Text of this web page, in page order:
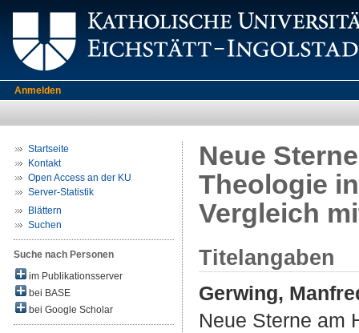
Anmelden
Startseite
Kontakt
Open Access an der KU
Server-Statistik
Blättern
Suchen
Suche nach Personen
im Publikationsserver
bei BASE
bei Google Scholar
Neue
Theologie
Vergleich
Titelangaben
Gerwing,
Neue Sterne am